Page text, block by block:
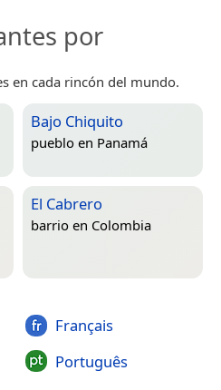
por
en cada rincón del mundo.
Bajo Chiquito
pueblo en Panamá
El Cabrero
barrio en Colombia
Français
Português